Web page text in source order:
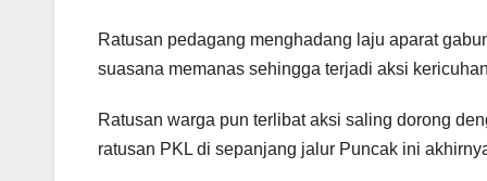
Ratusan pedagang menghadang laju aparat
suasana memanas sehingga terjadi aksi
Ratusan warga pun terlibat aksi saling dorong
ratusan PKL di sepanjang jalur Puncak ini